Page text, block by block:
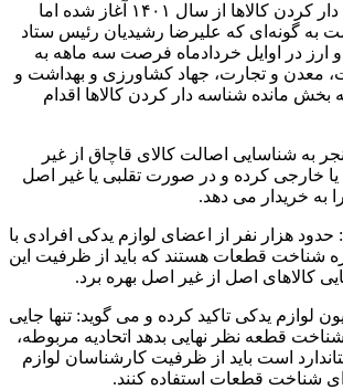
با اینکه طرح شناسه دار کردن کالاها از سال ۱۴۰۱ آغاز شده اما
به گونه‌ای که علیرضا رشیدیان رئیس ستاد
و ارز در اوایل خردادماه فرصت سه ماهه به
معدن و تجارت، جهاد کشاورزی و بهداشت و
بخش مانده شناسه دار کردن کالاها اقدام
به شناسایی اصالت کالای قاچاق از غیر
یا خارجی کرده و در صورت تقلبی یا غیر اصل
به خریدار می دهد.
هزار نفر از اعضای لوازم یدکی افرادی با
شناخت قطعات هستند که باید از ظرفیت این
کالاهای اصل از غیر اصل بهره برد.
لوازم یدکی تاکید کرده و می گوید: تنها جایی
قطعه نظر نهایی بدهد اتحادیه مربوطه،
است باید از ظرفیت کارشناسان لوازم
شناخت قطعات استفاده کنند.